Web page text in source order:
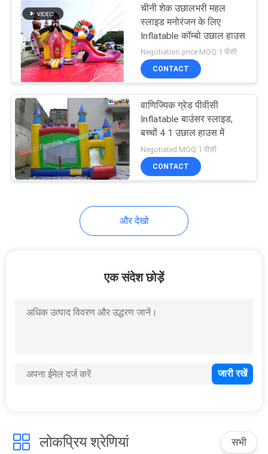
चीनी शेक उछालभरी महल
स्लाइड मनोरंजन के लिए
Inflatable कॉम्बो उछाल हाउस
Negotiation price MOQ:1 पीसी
CONTACT
वाणिज्यिक ग्रेड पीवीसी
Inflatable बाउंसर स्लाइड,
बच्चों 4 1 उछाल हाउस में
Negotiated MOQ:1 पीसी
CONTACT
और देखो
एक संदेश छोड़ें
लोकप्रिय श्रेणियां सभी